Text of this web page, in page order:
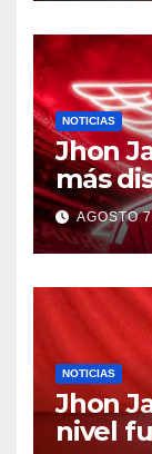
NOTICIAS
Jhon
más
AGOSTO
NOTICIAS
Jhon
nivel